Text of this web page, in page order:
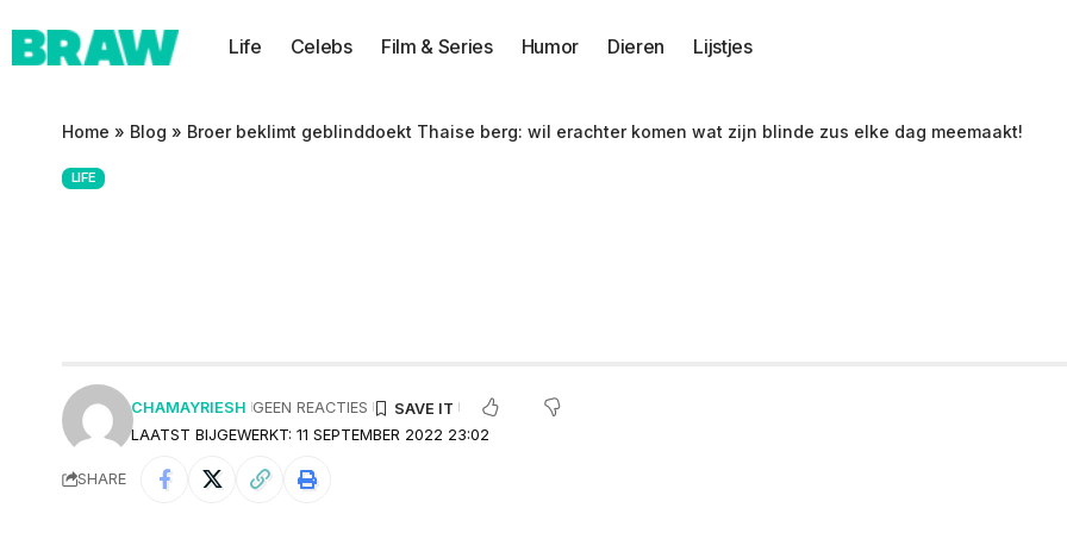
Life Celebs Film & Series Humor Dieren Lijstjes
Home » Blog » Broer beklimt geblinddoekt Thaise berg: wil erachter komen wat zijn blinde zus elke dag meemaakt!
LIFE
LAATST BIJGEWERKT: 11 SEPTEMBER 2022 23:02
CHAMAYRIESH GEEN REACTIES
SHARE